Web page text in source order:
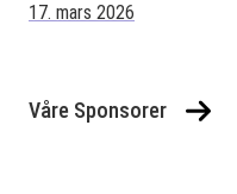
17. mars 2026
Våre Sponsorer